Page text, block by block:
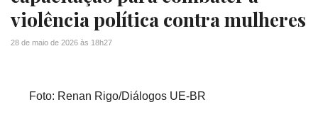
violência política contra mulheres
28 de maio de 2026 às 18h27
Foto: Renan Rigo/Diálogos UE-BR